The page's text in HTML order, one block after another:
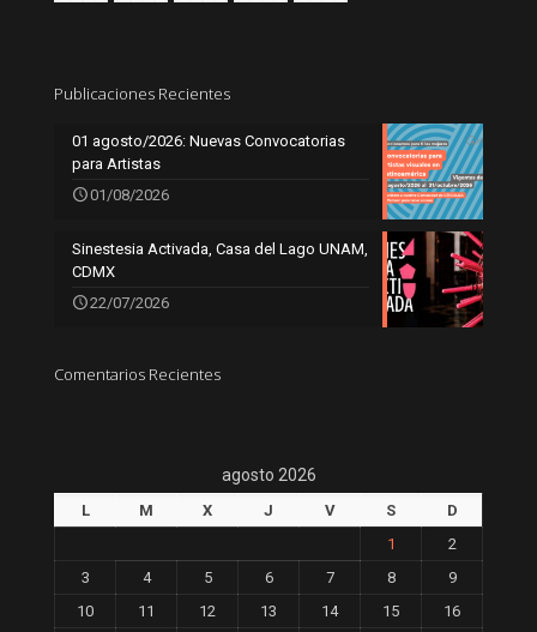
Publicaciones Recientes
01 agosto/2026: Nuevas Convocatorias
para Artistas
01/08/2026
Sinestesia Activada, Casa del Lago UNAM,
CDMX
22/07/2026
Comentarios Recientes
agosto 2026
L M X J V S
D
1
2
3
4 5 6 7 8
9
10
11 12 13 14 15 16